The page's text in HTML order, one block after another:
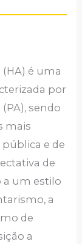
é uma
por
sendo
mais
e de
de
a um estilo
a
de
a